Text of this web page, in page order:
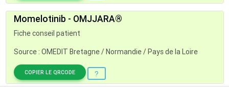
Momelotinib - OMJJARA®
Fiche conseil patient
Source : OMEDIT Bretagne / Normandie / Pays de la Loire
COPIER LE QRCODE